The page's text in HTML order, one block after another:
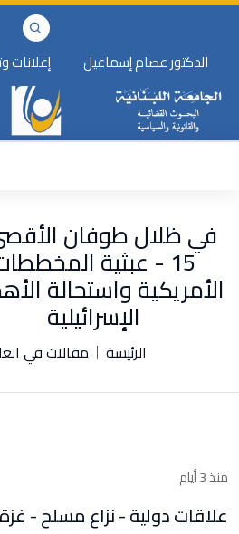
الدكتور عصام إسماعيل إعلانات
في ظلال طوفان
15 - عبثية
الأمريكية واستحالة
الإسرائيلية
الرئيسة مقالات في
منذ 3 أيام
علاقات دولية - نزاع مسلح - غزة